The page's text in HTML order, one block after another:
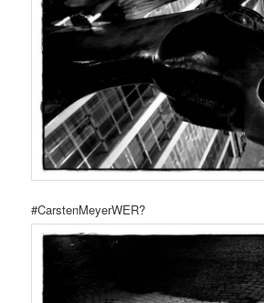
#CarstenMeyerWER?